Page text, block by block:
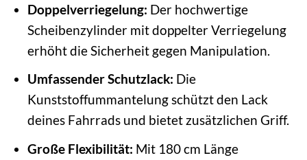
Doppelverriegelung: Der hochwertige
Scheibenzylinder mit doppelter Verriegelung
erhöht die Sicherheit gegen Manipulation.
Umfassender Schutzlack: Die
Kunststoffummantelung schützt den Lack
deines Fahrrads und bietet zusätzlichen Griff.
Große Flexibilität: Mit 180 cm Länge